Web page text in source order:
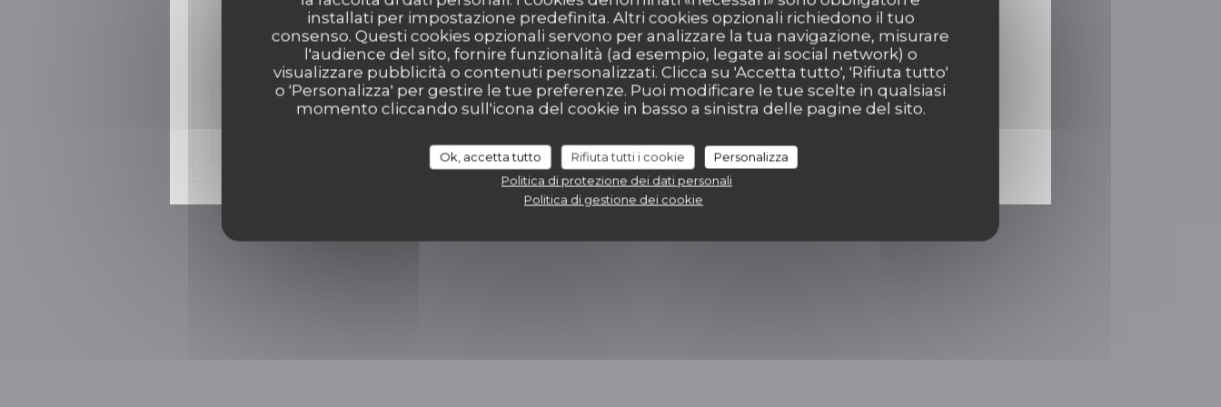
installati per impostazione predefinita. Altri cookies opzionali richiedono il tuo
consenso. Questi cookies opzionali servono per analizzare la tua navigazione, misurare
l'audience del sito, fornire funzionalità (ad esempio, legate ai social network) o
visualizzare pubblicità o contenuti personalizzati. Clicca su 'Accetta tutto', 'Rifiuta tutto'
o 'Personalizza' per gestire le tue preferenze. Puoi modificare le tue scelte in qualsiasi
momento cliccando sull'icona del cookie in basso a sinistra delle pagine del sito.
Ok, accetta tutto Rifiuta tutti i cookie
Personalizza
Politica di protezione dei dati personali
Politica di gestione dei cookie
Un bistro gastro ouvre mi-
décembre
Leggi l'articolo((apre una nuova finestra))
((apre una nuova finestra))